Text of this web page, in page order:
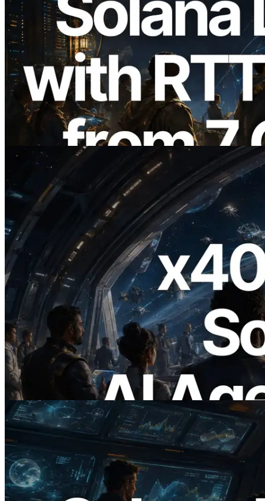
2026.08.05
ERPC ขยาย Solana Leader Slot API ด้วย
การวัด Ping จาก 7 Region ทั่วโลก พร้อม
เปิดตัว Validators Information API
2026.07.04
ERPC เปิดตัว Solana RPC ที่รองรับ x402
— ยุคที่ AI Agent จ่ายเงินให้ API ที่ต้องใช้
แบบ On Demand
อ่านบทความนี้